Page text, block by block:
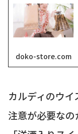
doko-store.com
カルディのウ
注意が必要なの